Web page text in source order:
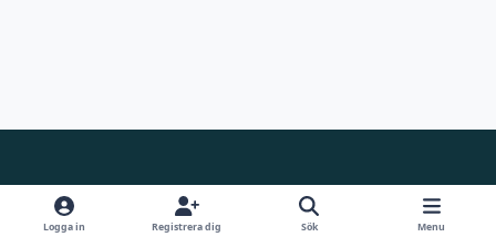
Light ModeDark ModeSystem Preference
d
i
Logga in Registrera dig Sök Menu